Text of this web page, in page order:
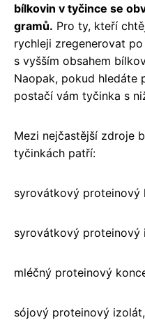
bílkovin v tyčince se
gramů. Pro ty, kteří
rychleji zregenerovat
s vyšším obsahem
Naopak, pokud hledáte
postačí vám tyčinka s
Mezi nejčastější zdroje
tyčinkách patří:
syrovátkový proteinový
syrovátkový proteinový
mléčný proteinový
sójový proteinový izolát,